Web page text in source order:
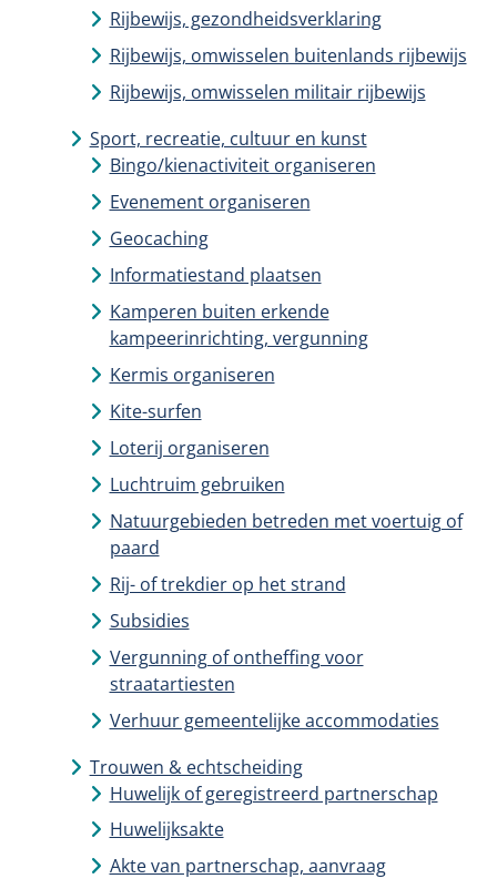
Rijbewijs, gezondheidsverklaring
Rijbewijs, omwisselen buitenlands rijbewijs
Rijbewijs, omwisselen militair rijbewijs
Sport, recreatie, cultuur en kunst
Bingo/kienactiviteit organiseren
Evenement organiseren
Geocaching
Informatiestand plaatsen
Kamperen buiten erkende
kampeerinrichting, vergunning
Kermis organiseren
Kite-surfen
Loterij organiseren
Luchtruim gebruiken
Natuurgebieden betreden met voertuig of
paard
Rij- of trekdier op het strand
Subsidies
Vergunning of ontheffing voor
straatartiesten
Verhuur gemeentelijke accommodaties
Trouwen & echtscheiding
Huwelijk of geregistreerd partnerschap
Huwelijksakte
Akte van partnerschap, aanvraag